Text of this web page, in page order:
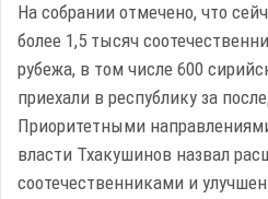
На собрании отмечено, что
более 1,5 тысяч
рубежа, в том числе 600
приехали в республику за
Приоритетными
власти Тхакушинов назвал
соотечественниками и